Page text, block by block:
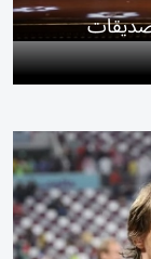
وصديقات